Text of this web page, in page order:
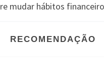
mudar hábitos
RECOMENDAÇÃO